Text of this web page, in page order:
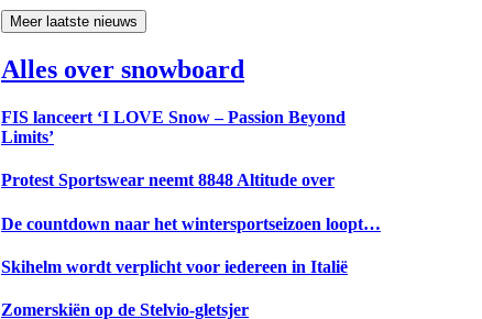
Meer laatste nieuws
Alles over snowboard
FIS lanceert ‘I LOVE Snow – Passion Beyond
Limits’
Protest Sportswear neemt 8848 Altitude over
De countdown naar het wintersportseizoen loopt…
Skihelm wordt verplicht voor iedereen in Italië
Zomerskiën op de Stelvio-gletsjer